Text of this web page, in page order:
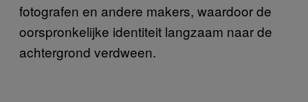
fotografen en andere makers, waardoor de
oorspronkelijke identiteit langzaam naar de
achtergrond verdween.